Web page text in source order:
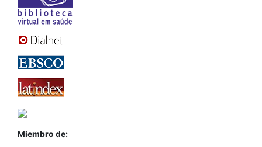
Miembro de: